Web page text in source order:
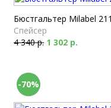
Бюстгальтер Milabel
Спейсер
4 340 р. 1 302 р.
-70%